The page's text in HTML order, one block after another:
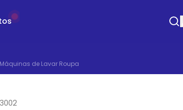
Máquinas de Lavar Roupa